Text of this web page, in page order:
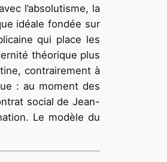
l’absolutisme, la
idéale fondée sur
qui place les
théorique plus
contrairement à
: au moment des
social de Jean-
Le modèle du